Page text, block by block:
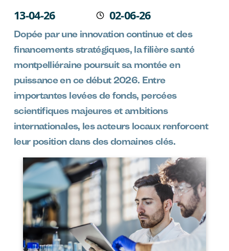
Écrit le
13-04-26 Modifié
02-06-26
Dopée par une innovation continue et des
financements stratégiques, la filière santé
montpelliéraine poursuit sa montée en
puissance en ce début 2026. Entre
importantes levées de fonds, percées
scientifiques majeures et ambitions
internationales, les acteurs locaux renforcent
leur position dans des domaines clés.
Image